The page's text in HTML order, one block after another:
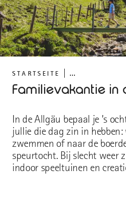
STARTSEITE ...
Familievakantie in
In de Allgäu bepaal je ’s
jullie die dag zin in
zwemmen of naar de
speurtocht. Bij slecht weer
indoor speeltuinen en